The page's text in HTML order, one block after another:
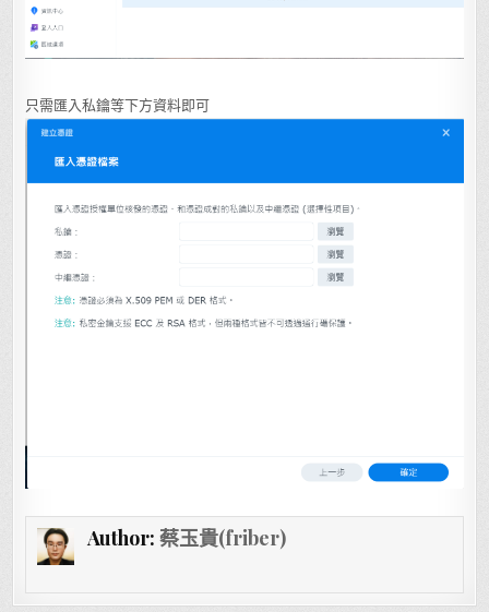
只需匯入私鑰等下方資料即可
Author: 蔡玉貴(friber)